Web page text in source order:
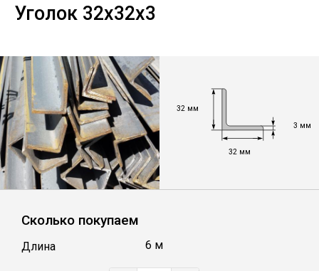
Труба
Лист
Уголок
Балка
Полоса
Квадрат стальной
Уголок 32х32х3
32 мм
32 мм
3 мм
Сколько покупаем
Длина 6 м